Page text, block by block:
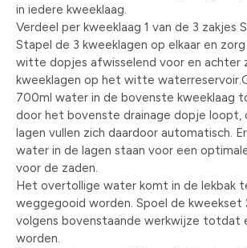
in iedere kweeklaag.
Verdeel per kweeklaag 1 van de 3 zakjes
Stapel de 3 kweeklagen op elkaar en
witte dopjes afwisselend voor en achter
kweeklagen op het witte
700ml water in de bovenste kweeklaag
door het bovenste drainage dopje loopt,
lagen vullen zich daardoor automatisch.
water in de lagen staan voor een
voor de zaden.
Het overtollige water komt in de lekbak
weggegooid worden. Spoel de kweekset
volgens bovenstaande werkwijze totdat
worden.